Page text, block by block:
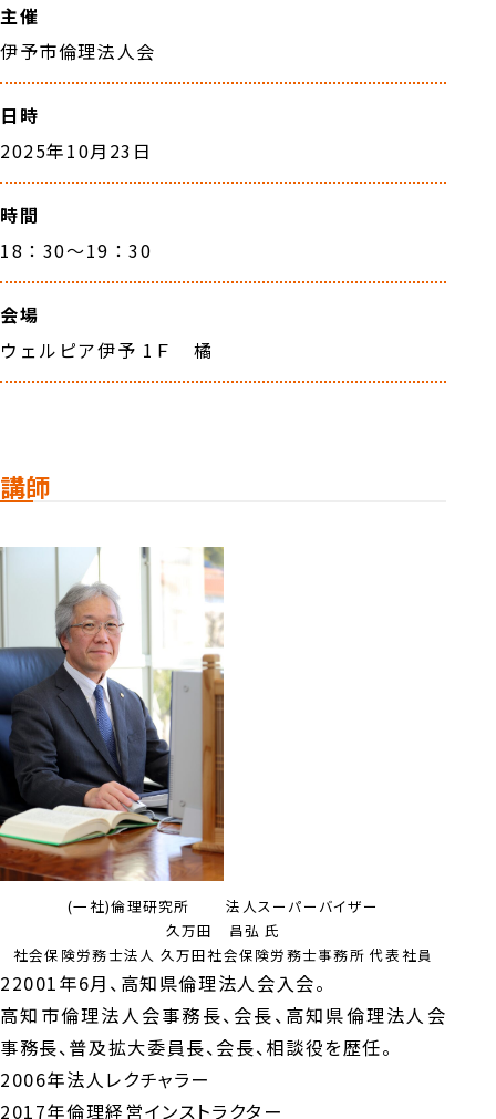
主催
伊予市倫理法人会
日時
2025年10月23日
時間
18：30～19：30
会場
ウェルピア伊予 1Ｆ 橘
講師
(一社)倫理研究所 法人スーパーバイザー
久万田 昌弘 氏
社会保険労務士法人 久万田社会保険労務士事務所 代表社員
22001年6月、高知県倫理法人会入会。
高知市倫理法人会事務長、会長、高知県倫理法人会
事務長、普及拡大委員長、会長、相談役を歴任。
2006年法人レクチャラー
2017年倫理経営インストラクター